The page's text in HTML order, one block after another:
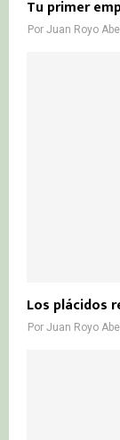
Tu primer
Por Juan Royo
Los plácidos
Por Juan Royo